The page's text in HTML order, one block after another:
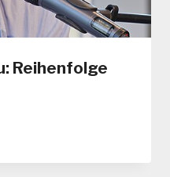
Reihenfolge